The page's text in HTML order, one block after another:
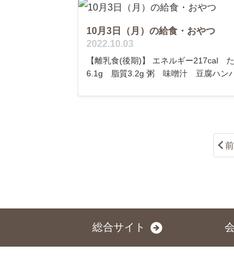
10月3日（月）の給食・おやつ
2022.10.03
【離乳食(後期)】 エネルギー217cal
6.1g 脂質3.2g 粥 味噌汁 豆腐ハンバ
総合サイト